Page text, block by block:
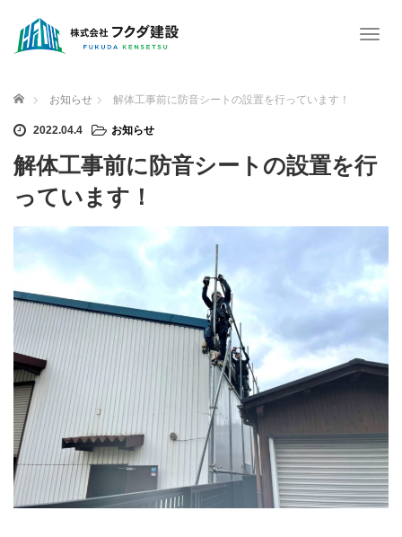
T
a
v
n
ホーム お知らせ 解体工事前に防音シートの設置を行っています！
2022.04.4 お知らせ
解体工事前に防音シートの設置を行
っています！